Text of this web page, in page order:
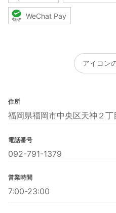
WeChat Pay
アイコン
住所
福岡県福岡市中央区天神２
電話番号
092-791-1379
営業時間
7:00-23:00